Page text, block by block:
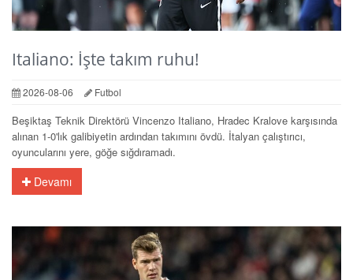
Italiano: İşte takım ruhu!
2026-08-06 Futbol
Beşiktaş Teknik Direktörü Vincenzo Italiano, Hradec Kralove karşısında
alınan 1-0'lık galibiyetin ardından takımını övdü. İtalyan çalıştırıcı,
oyuncularını yere, göğe sığdıramadı.
Devamı